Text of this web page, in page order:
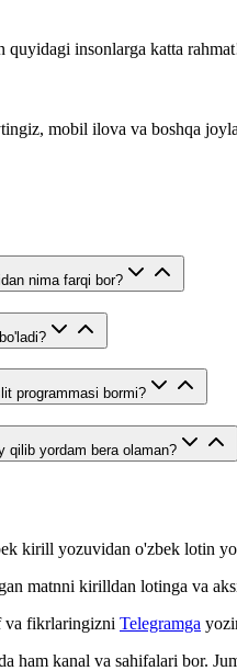
insonlarga katta
mobil ilova va boshqa
nima farqi bor?
programmasi bormi?
qilib yordam bera olaman?
kirill yozuvidan o'zbek lotin
matnni kirilldan lotinga va
va fikrlaringizni Telegramga
ham kanal va sahifalari bor.